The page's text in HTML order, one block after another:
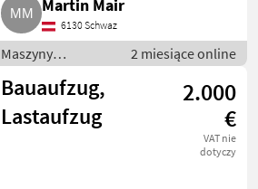
Martin Mair
6130 Schwaz
Maszyny
budowlane /
Drobny sprzęt
2 miesiące online
Bauaufzug,
Lastaufzug
2.000
€
VAT nie
dotyczy